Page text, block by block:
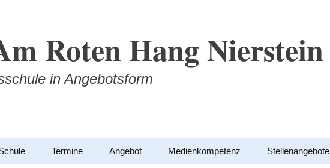
Roten Hang Nierstein
in Angebotsform
Termine Angebot Medienkompetenz Stellenangebote